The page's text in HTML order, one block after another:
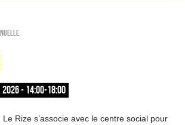
2026 - 14:00-18:00
Le Rize s’associe avec le centre social pour